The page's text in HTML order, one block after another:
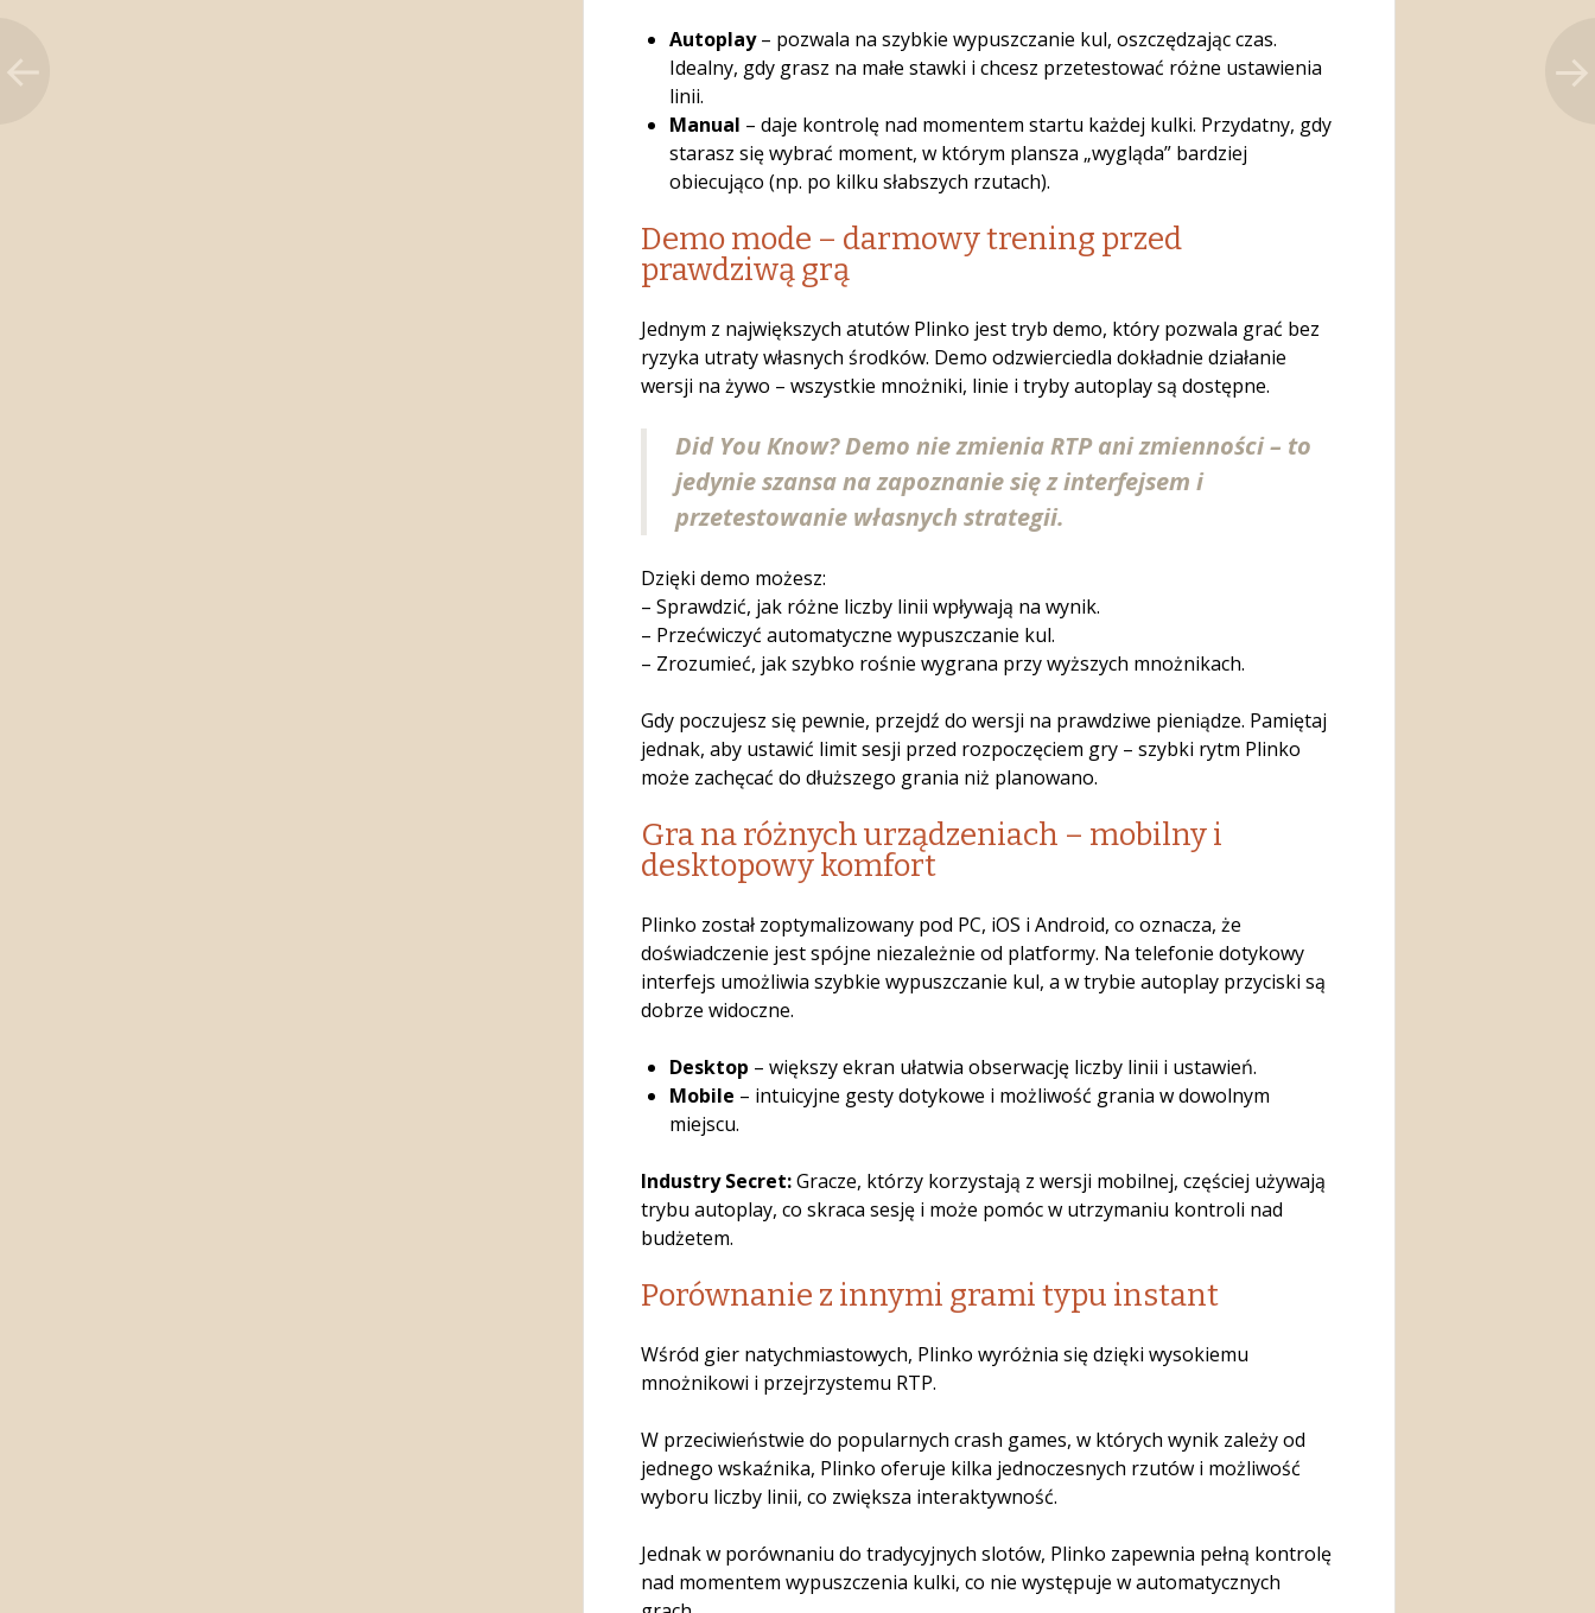
Autoplay– pozwala na szybkie wypuszczanie kul, oszczędzając czas.
Idealny, gdy grasz na małe stawki i chcesz przetestować różne ustawienia
linii.
Manual – daje kontrolę nad momentem startu każdej kulki. Przydatny, gdy
starasz się wybrać moment, w którym plansza „wygląda” bardziej
obiecująco (np. po kilku słabszych rzutach).
Demo mode – darmowy trening przed
prawdziwą grą
Jednym z największych atutów Plinko jest tryb demo, który pozwala grać bez
ryzyka utraty własnych środków. Demo odzwierciedla dokładnie działanie
wersji na żywo – wszystkie mnożniki, linie i tryby autoplay są dostępne.
Did You Know? Demo nie zmienia RTP ani zmienności – to
jedynie szansa na zapoznanie się z interfejsem i
przetestowanie własnych strategii.
Dzięki demo możesz:
– Sprawdzić, jak różne liczby linii wpływają na wynik.
– Przećwiczyć automatyczne wypuszczanie kul.
– Zrozumieć, jak szybko rośnie wygrana przy wyższych mnożnikach.
Gdy poczujesz się pewnie, przejdź do wersji na prawdziwe pieniądze. Pamiętaj
jednak, aby ustawić limit sesji przed rozpoczęciem gry – szybki rytm Plinko
może zachęcać do dłuższego grania niż planowano.
Gra na różnych urządzeniach – mobilny i
desktopowy komfort
Plinko został zoptymalizowany pod PC, iOS i Android, co oznacza, że
doświadczenie jest spójne niezależnie od platformy. Na telefonie dotykowy
interfejs umożliwia szybkie wypuszczanie kul, a w trybie autoplay przyciski są
dobrze widoczne.
Desktop – większy ekran ułatwia obserwację liczby linii i ustawień.
Mobile – intuicyjne gesty dotykowe i możliwość grania w dowolnym
miejscu.
Industry Secret:Gracze, którzy korzystają z wersji mobilnej, częściej używają
trybu autoplay, co skraca sesję i może pomóc w utrzymaniu kontroli nad
budżetem.
Porównanie z innymi grami typu instant
Wśród gier natychmiastowych, Plinko wyróżnia się dzięki wysokiemu
mnożnikowi i przejrzystemu RTP.
W przeciwieństwie do popularnych crash games, w których wynik zależy od
jednego wskaźnika, Plinko oferuje kilka jednoczesnych rzutów i możliwość
wyboru liczby linii, co zwiększa interaktywność.
Jednak w porównaniu do tradycyjnych slotów, Plinko zapewnia pełną kontrolę
nad momentem wypuszczenia kulki, co nie występuje w automatycznych